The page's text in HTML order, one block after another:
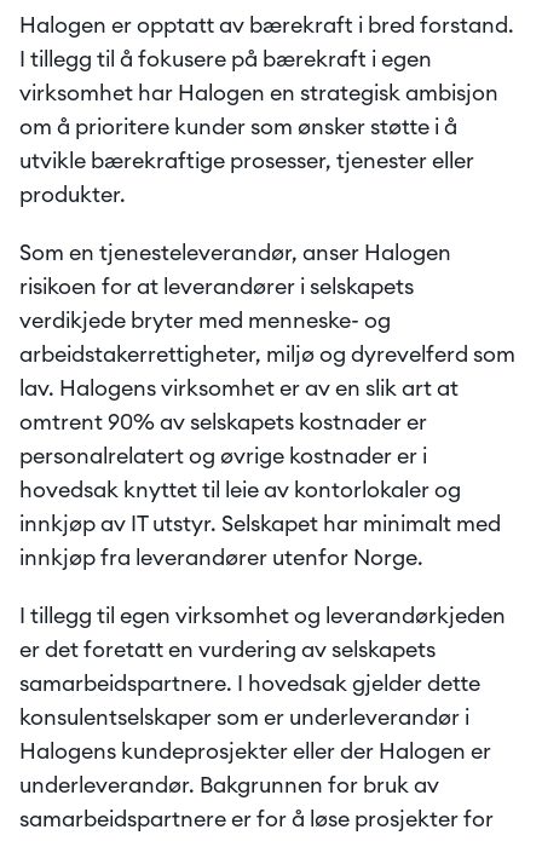
Halogen er opptatt av bærekraft i bred forstand.
I tillegg til å fokusere på bærekraft i egen
virksomhet har Halogen en strategisk ambisjon
om å prioritere kunder som ønsker støtte i å
utvikle bærekraftige prosesser, tjenester eller
produkter.
Som en tjenesteleverandør, anser Halogen
risikoen for at leverandører i selskapets
verdikjede bryter med menneske- og
arbeidstakerrettigheter, miljø og dyrevelferd som
lav. Halogens virksomhet er av en slik art at
omtrent 90% av selskapets kostnader er
personalrelatert og øvrige kostnader er i
hovedsak knyttet til leie av kontorlokaler og
innkjøp av IT utstyr. Selskapet har minimalt med
innkjøp fra leverandører utenfor Norge.
I tillegg til egen virksomhet og leverandørkjeden
er det foretatt en vurdering av selskapets
samarbeidspartnere. I hovedsak gjelder dette
konsulentselskaper som er underleverandør i
Halogens kundeprosjekter eller der Halogen er
underleverandør. Bakgrunnen for bruk av
samarbeidspartnere er for å løse prosjekter for